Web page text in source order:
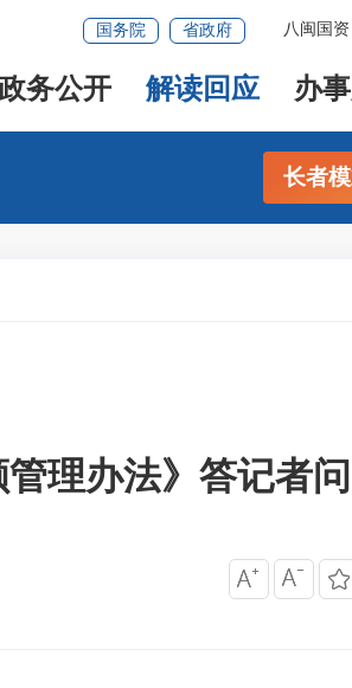
八闽国资
国务院 省政府
务公开 解读回应 办
长者
理办法》答记者问